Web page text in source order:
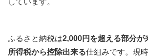
ってしまいますが、来年度の住民税と